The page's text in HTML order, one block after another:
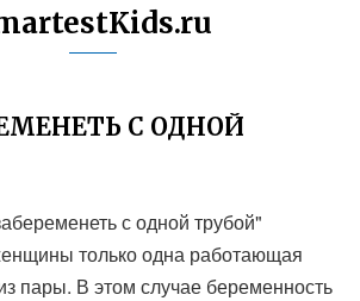
С ОДНОЙ
с одной трубой"
только одна работающая
пары. В этом случае беременность